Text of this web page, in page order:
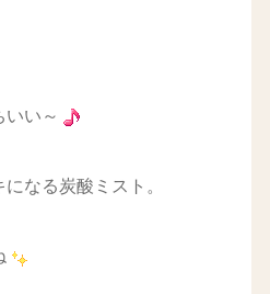
いい～
なる炭酸ミスト。